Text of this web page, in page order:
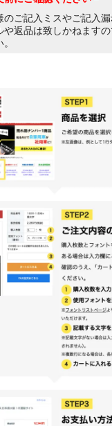
のご記入ミスやご記入
や返品は致しかねます